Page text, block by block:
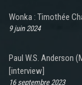
Wonka : Timothée
9 juin 2024
Paul W.S. Anderson
[interview]
16 septembre 2023